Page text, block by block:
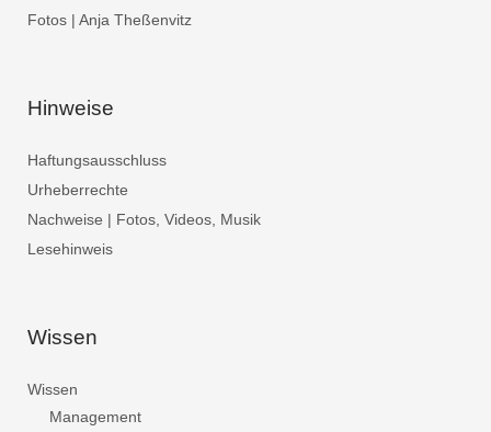
Fotos | Anja Theßenvitz
Hinweise
Haftungsausschluss
Urheberrechte
Nachweise | Fotos, Videos, Musik
Lesehinweis
Wissen
Wissen
Management